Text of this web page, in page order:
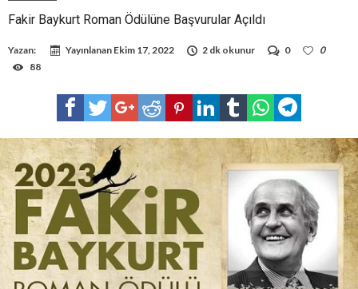
Fakir Baykurt Roman Ödülüne Başvurular Açıldı
Yazan: Yayınlanan Ekim 17, 2022 2 dk okunur 0
0
88